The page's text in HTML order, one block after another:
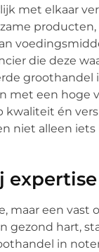
met elkaar
die deze
een hoge
kwaliteit én
niet alleen iets
maar een vast
gezond hart,
in